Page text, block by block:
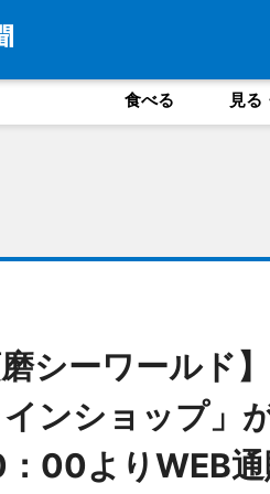
食べる 見る
磨シーワールド
ンショップ」
：00よりWEB